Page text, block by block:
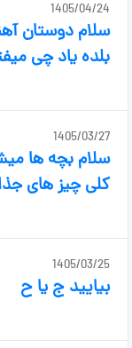
1405/04/24
سلام دوستان
بلده یاد چی
1405/03/27
سلام بچه ها
کلی چیز های
1405/03/25
بیایید ج یا ح